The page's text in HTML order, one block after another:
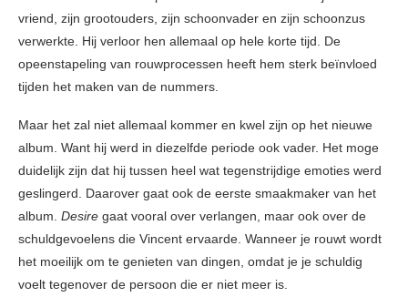
vriend, zijn grootouders, zijn schoonvader en zijn schoonzus
verwerkte. Hij verloor hen allemaal op hele korte tijd. De
opeenstapeling van rouwprocessen heeft hem sterk beïnvloed
tijden het maken van de nummers.
Maar het zal niet allemaal kommer en kwel zijn op het nieuwe
album. Want hij werd in diezelfde periode ook vader. Het moge
duidelijk zijn dat hij tussen heel wat tegenstrijdige emoties werd
geslingerd. Daarover gaat ook de eerste smaakmaker van het
album. Desire gaat vooral over verlangen, maar ook over de
schuldgevoelens die Vincent ervaarde. Wanneer je rouwt wordt
het moeilijk om te genieten van dingen, omdat je je schuldig
voelt tegenover de persoon die er niet meer is.